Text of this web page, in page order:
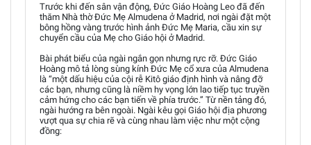
Trước khi đến sân vận động, Đức Giáo Hoàng Leo đã đến
thăm Nhà thờ Đức Mẹ Almudena ở Madrid, nơi ngài đặt một
bông hồng vàng trước hình ảnh Đức Mẹ Maria, cầu xin sự
chuyển cầu của Mẹ cho Giáo hội ở Madrid.
Bài phát biểu của ngài ngắn gọn nhưng rực rỡ. Đức Giáo
Hoàng mô tả lòng sùng kính Đức Mẹ cổ xưa của Almudena
là “một dấu hiệu của cội rễ Kitô giáo định hình và nâng đỡ
các bạn, nhưng cũng là niềm hy vọng lớn lao tiếp tục truyền
cảm hứng cho các bạn tiến về phía trước.” Từ nền tảng đó,
ngài hướng ra bên ngoài. Ngài kêu gọi Giáo hội địa phương
vượt qua sự chia rẽ và cùng nhau làm việc như một cộng
đồng: